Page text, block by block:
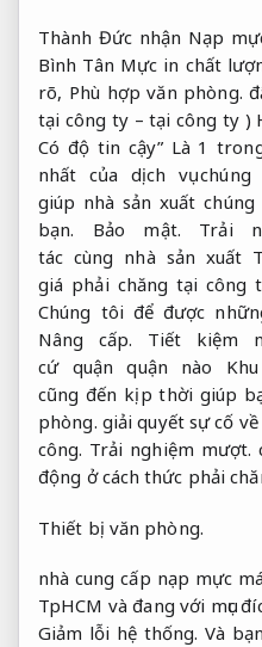
Thành Đức nhận Nạp
Bình Tân Mực in chất
rõ, Phù hợp văn phòng.
tại công ty – tại công ty )
Có độ tin cậy” Là 1
nhất của dịch vụ
giúp nhà sản xuất
bạn. Bảo mật. Trải
tác cùng nhà sản xuất
giá phải chăng tại công
Chúng tôi để được
Nâng cấp.
Tiết kiệm
cứ quận quận nào
cũng đến kịp thời giúp
phòng. giải quyết sự cố
công. Trải nghiệm mượt.
động ở cách thức phải
Thiết bị văn phòng.
nhà cung cấp nạp mực
TpHCM và đang với mục
Giảm lỗi hệ thống. Và